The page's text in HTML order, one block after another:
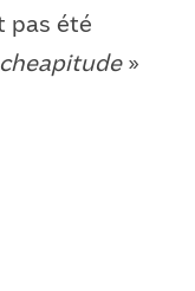
pas été
cheapitude»